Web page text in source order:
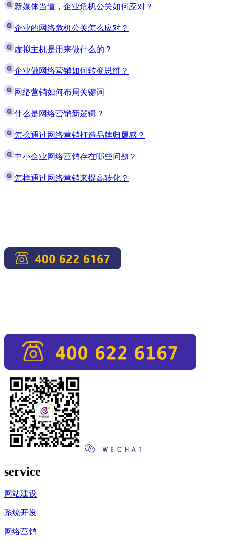
新媒体当道，企业危机公关如何应对？
企业的网络危机公关怎么应对？
虚拟主机是用来做什么的？
企业做网络营销如何转变思维？
网络营销如何布局关键词
什么是网络营销新逻辑？
怎么通过网络营销打造品牌归属感？
中小企业网络营销存在哪些问题？
怎样通过网络营销来提高转化？
service
网站建设
系统开发
网络营销